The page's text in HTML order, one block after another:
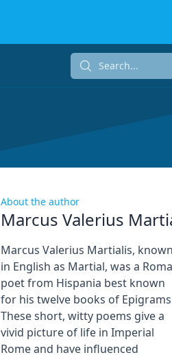
Search...
About the author
Marcus Valerius
Marcus Valerius Martialis, known
in English as Martial, was a
poet from Hispania best known
for his twelve books of
These short, witty poems give a
vivid picture of life in Imperial
Rome and have influenced